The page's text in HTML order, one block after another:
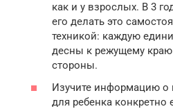
как и у взрослых. В 3
его делать это
техникой: каждую
десны к режущему
стороны.
Изучите информацию о
для ребенка конкретно